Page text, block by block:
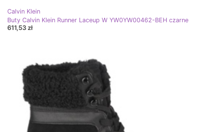
Calvin Klein
Buty Calvin Klein Runner Laceup W YW0YW00462-BEH czarne
611,53 zł